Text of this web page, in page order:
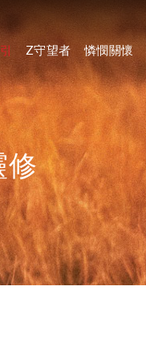
Z守望者 憐憫關懷
修